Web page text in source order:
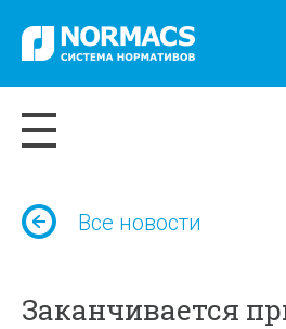
Все новости
Заканчивается